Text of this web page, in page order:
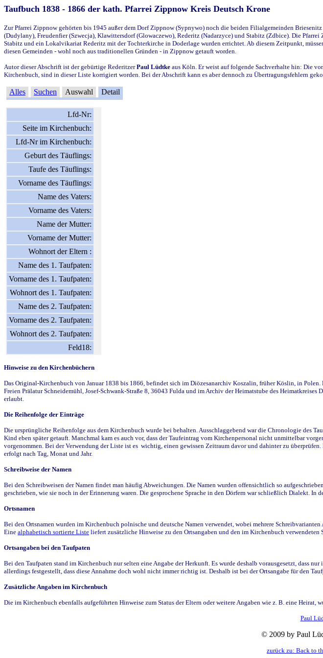
Taufbuch 1838 - 1866 der kath. Pfarrei Zippnow Kreis Deutsch Krone
Zur Pfarrei Zippnow gehörten bis 1945 außer dem Dorf Zippnow (Sypnywo) noch die beiden Filialgemeinden
(Dudylany), Freudenfier (Szwecja), Klawittersdorf (Glowaczewo), Rederitz (Nadarzyce) und Stabitz (Zdbice). Die
Stabitz und ein Lokalvikariat Rederitz mit der Tochterkirche in Doderlage wurden errichtet. Ab diesem Zeitpunkt,
diesen Gemeinden - wohl noch aus traditionellen Gründen - in Zippnow getauft worden.
Autor dieser Abschrift ist der gebürtige RederitzerPaul Lüdtke aus Köln. Er weist auf folgende Sachverhalte hin: Die
Kirchenbuch, sind in dieser Liste korrigiert worden. Bei der Abschrift kann es aber dennoch zu Übertragungsfehlern
Alles Suchen Auswahl Detail
Lfd-Nr:
Seite im Kirchenbuch:
Lfd-Nr im Kirchenbuch:
Geburt des Täuflings:
Taufe des Täuflings:
Vorname des Täuflings:
Name des Vaters:
Vorname des Vaters:
Name der Mutter:
Vorname der Mutter:
Wohnort der Eltern :
Name des 1. Taufpaten:
Vorname des 1. Taufpaten:
Wohnort des 1. Taufpaten:
Name des 2. Taufpaten:
Vorname des 2. Taufpaten:
Wohnort des 2. Taufpaten:
Feld18:
Hinweise zu den Kirchenbüchern
Das Original-Kirchenbuch von Januar 1838 bis 1866, befindet sich im Diözesanarchiv Koszalin, früher Köslin, in
Freien Prälatur Schneidemühl, Josef-Schwank-Straße 8, 36043 Fulda und im Archiv der Heimatstube des
erlaubt.
Die Reihenfolge der Einträge
Die ursprüngliche Reihenfolge aus dem Kirchenbuch wurde bei behalten. Ausschlaggebend war die Chronologie des
Kind eben später getauft. Manchmal kam es auch vor, dass der Taufeintrag vom Kirchenpersonal nicht unmittelbar
vorgenommen. Bei der Verwendung der Liste ist es wichtig, einen gewissen Zeitraum davor und dahinter zu
erfolgt nach Tag, Monat und Jahr.
Schreibweise der Namen
Bei den Schreibweisen der Namen findet man häufig Abweichungen. Die Namen wurden offensichtlich so
geschrieben, wie sie noch in der Erinnerung waren. Die gesprochene Sprache in den Dörfern war schließlich Dialekt.
Ortsnamen
Bei den Ortsnamen wurden im Kirchenbuch polnische und deutsche Namen verwendet, wobei mehrere
Eine alphabetisch sortierte Liste liefert zusätzliche Hinweise zu den Ortsangaben und den im Kirchenbuch verwendeten
Ortsangaben bei den Taufpaten
Bei den Taufpaten stand im Kirchenbuch nur selten eine Angabe der Herkunft. Es wurde deshalb vorausgesetzt, dass
allerdings festgestellt, dass diese Annahme doch wohl nicht immer richtig ist. Deshalb ist bei der Ortsangabe für den
Zusätzliche Angaben im Kirchenbuch
Die im Kirchenbuch ebenfalls aufgeführten Hinweise zum Status der Eltern oder weitere Angaben wie z. B. eine Heirat,
Paul
© 2009 by Paul
zurück zu: Back to